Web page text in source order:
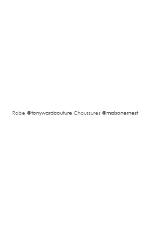
Robe @tonywardcouture Chaussures @maisonernest